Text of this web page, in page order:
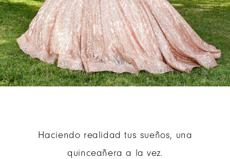
Haciendo realidad tus sueños, una
quinceañera a la vez.